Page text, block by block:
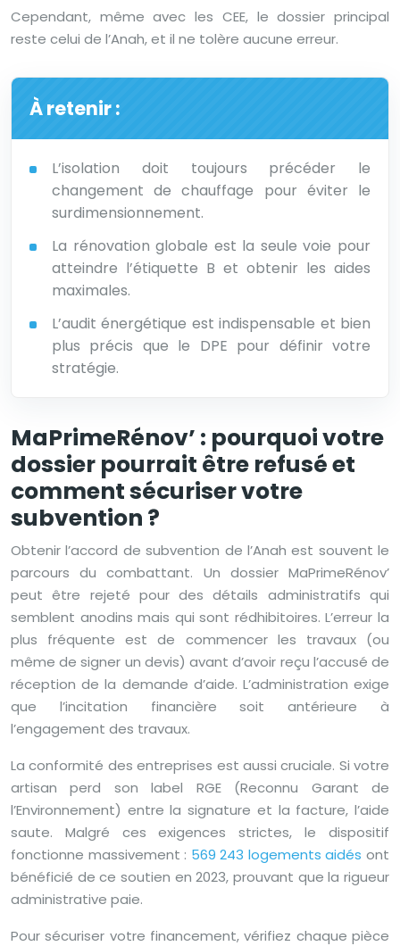
Cependant, même avec les CEE, le dossier principal
reste celui de l’Anah, et il ne tolère aucune erreur.
À retenir :
L’isolation doit toujours précéder le
changement de chauffage pour éviter le
surdimensionnement.
La rénovation globale est la seule voie pour
atteindre l’étiquette B et obtenir les aides
maximales.
L’audit énergétique est indispensable et bien
plus précis que le DPE pour définir votre
stratégie.
MaPrimeRénov’ : pourquoi votre
dossier pourrait être refusé et
comment sécuriser votre
subvention ?
Obtenir l’accord de subvention de l’Anah est souvent le
parcours du combattant. Un dossier MaPrimeRénov’
peut être rejeté pour des détails administratifs qui
semblent anodins mais qui sont rédhibitoires. L’erreur la
plus fréquente est de commencer les travaux (ou
même de signer un devis) avant d’avoir reçu l’accusé de
réception de la demande d’aide. L’administration exige
que l’incitation financière soit antérieure à
l’engagement des travaux.
La conformité des entreprises est aussi cruciale. Si votre
artisan perd son label RGE (Reconnu Garant de
l’Environnement) entre la signature et la facture, l’aide
saute. Malgré ces exigences strictes, le dispositif
fonctionne massivement : 569 243 logements aidés ont
bénéficié de ce soutien en 2023, prouvant que la rigueur
administrative paie.
Pour sécuriser votre financement, vérifiez chaque pièce